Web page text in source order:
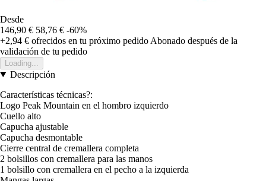
Desde
146,90 € 58,76 € -60%
+2,94 € ofrecidos en tu próximo pedido Abonado después de la
validación de tu pedido
Loading...
Descripción
Características técnicas?:
Logo Peak Mountain en el hombro izquierdo
Cuello alto
Capucha ajustable
Capucha desmontable
Cierre central de cremallera completa
2 bolsillos con cremallera para las manos
1 bolsillo con cremallera en el pecho a la izquierda